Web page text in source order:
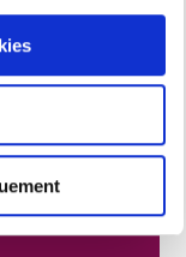
:
à plusieurs
activement
spécifiques